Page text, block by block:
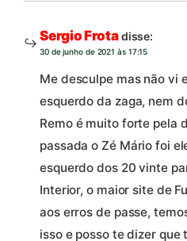
Sergio Frotadisse:
30 de junho de 2021 às 17:15
Me desculpe mas não vi
esquerdo da zaga, nem
Remo é muito forte pela
passada o Zé Mário foi
esquerdo dos 20 vinte
Interior, o maior site de
aos erros de passe,
isso e posso te dizer